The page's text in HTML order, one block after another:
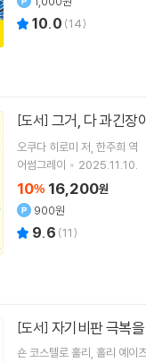
10.0 (14)
[도서] 그거, 다 과긴장
오쿠다 히로미 저 한주희 역
어썸그레이
2025.11.10.
10% 16,200원
900원
9.6 (11)
[도서] 자기비판 극복
숀 코스텔로 훌리 홀리 예이츠